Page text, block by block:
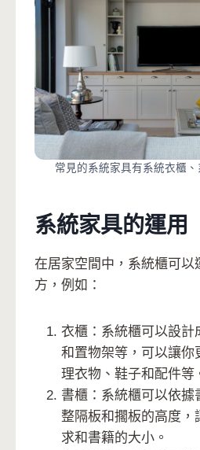
常見的系統家具有系統衣櫃、
系統家具的運用
在居家空間中，系統櫃可以
方，例如：
衣櫃：系統櫃可以設計
和置物架等，可以讓你
理衣物、鞋子和配件等
書櫃：系統櫃可以依據
整隔板和擱板的高度，
求和書籍的大小。